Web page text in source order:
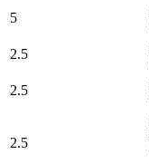
5
2.5
2.5
2.5